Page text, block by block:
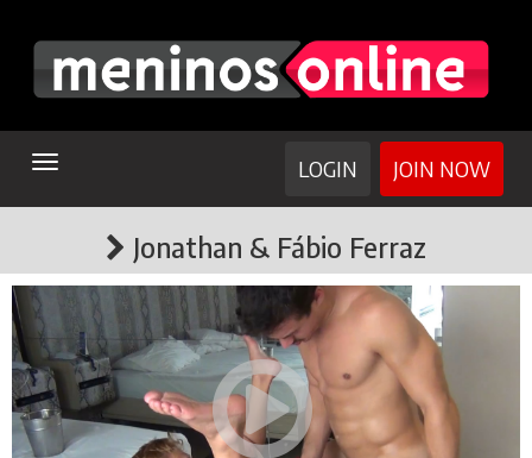
TOGGLE
JOIN NOW
LOGIN
Jonathan & Fábio Ferraz